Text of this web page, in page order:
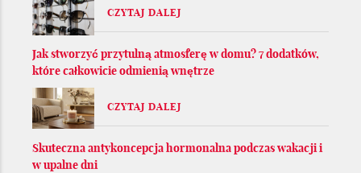
CZYTAJ DALEJ
Jak stworzyć przytulną atmosferę w domu? 7 dodatków,
które całkowicie odmienią wnętrze
CZYTAJ DALEJ
Skuteczna antykoncepcja hormonalna podczas wakacji i
w upalne dni